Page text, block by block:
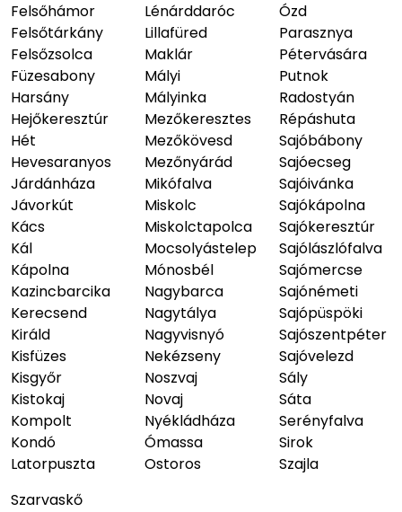
Felsőhámor
Felsőtárkány
Felsőzsolca
Füzesabony
Harsány
Hejőkeresztúr
Hét
Hevesaranyos
Járdánháza
Jávorkút
Kács
Kál
Kápolna
Kazincbarcika
Kerecsend
Királd
Kisfüzes
Kisgyőr
Kistokaj
Kompolt
Kondó
Latorpuszta
Lénárddaróc
Lillafüred
Maklár
Mályi
Mályinka
Mezőkeresztes
Mezőkövesd
Mezőnyárád
Mikófalva
Miskolc
Miskolctapolca
Mocsolyástelep
Mónosbél
Nagybarca
Nagytálya
Nagyvisnyó
Nekézseny
Noszvaj
Novaj
Nyékládháza
Ómassa
Ostoros
Ózd
Parasznya
Pétervására
Putnok
Radostyán
Répáshuta
Sajóbábony
Sajóecseg
Sajóivánka
Sajókápolna
Sajókeresztúr
Sajólászlófalva
Sajómercse
Sajónémeti
Sajópüspöki
Sajószentpéter
Sajóvelezd
Sály
Sáta
Serényfalva
Sirok
Szajla
Szarvaskő